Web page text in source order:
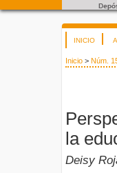
INICIO
Inicio > Núm.
la
Deisy